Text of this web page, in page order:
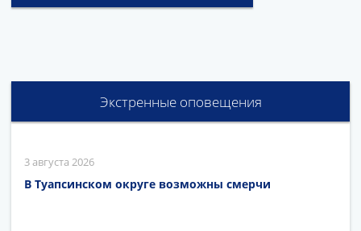
Экстренные оповещения
3 августа 2026
В Туапсинском округе возможны смерчи